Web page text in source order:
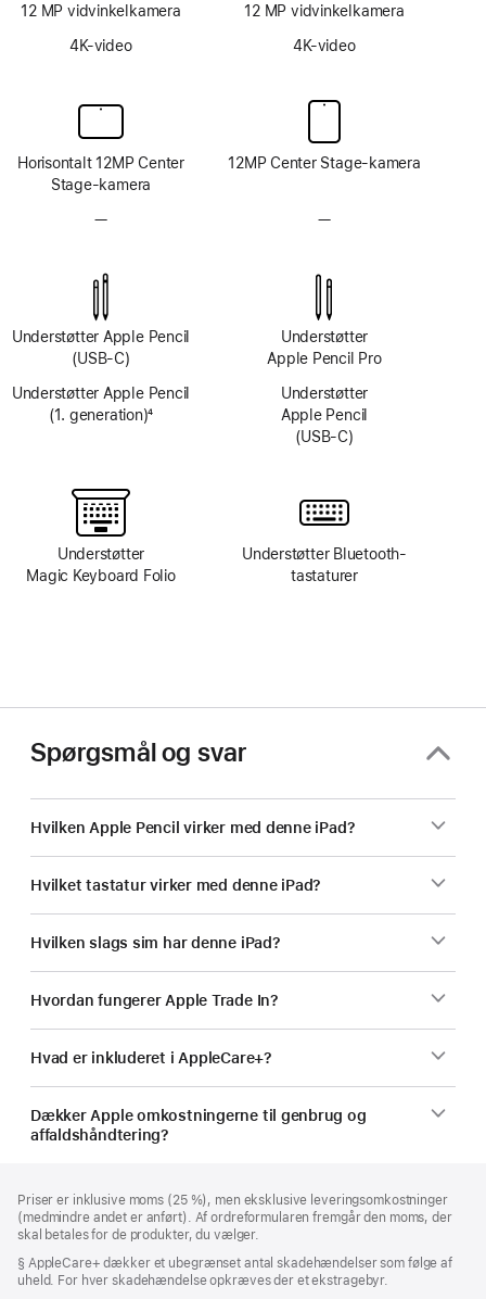
12 MP vidvinkelkamera
4K-video
Horisontalt 12MP Center
Stage-kamera
—Intet
Understøtter Apple Pencil
(USB‑C)
Understøtter Apple Pencil
(1. generation)4
Understøtter
Magic Keyboard Folio
12 MP vidvinkelkamera
4K-video
12MP Center Stage-kamera
—Intet
Understøtter
Apple Pencil Pro
Understøtter
Apple Pencil
(USB‑C)
Understøtter Bluetooth-
tastaturer
Spørgsmål og svar
Hvilken Apple Pencil virker med denne iPad?
Hvilket tastatur virker med denne iPad?
Hvilken slags sim har denne iPad?
Hvordan fungerer Apple Trade In?
Hvad er inkluderet i AppleCare+?
Dækker Apple omkostningerne til genbrug og
affaldshåndtering?
Priser er inklusive moms (25 %), men eksklusive leveringsomkostninger
(medmindre andet er anført). Af ordreformularen fremgår den moms, der
skal betales for de produkter, du vælger.
Fodnote
§ AppleCare+ dækker et ubegrænset antal skadehændelser som følge af
uheld. For hver skadehændelse opkræves der et ekstragebyr.